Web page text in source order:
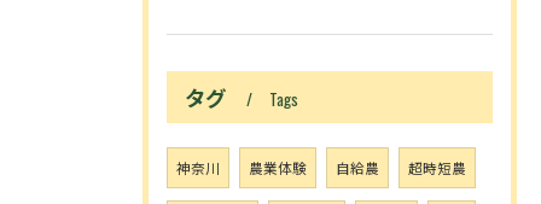
タグ Tags
神奈川 農業体験 自給農 超時短農